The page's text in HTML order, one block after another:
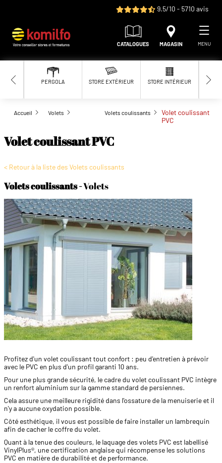
9.5/10 - 5710 avis
CATALOGUES MAGASIN MENU
PERGOLA STORE EXTÉRIEUR STORE INTÉRIEUR
Accueil Volets Volets coulissants
Volet coulissant
PVC
Volet coulissant PVC
< Retour à la liste des Volets coulissants
Volets coulissants Volets
Profitez d'un volet coulissant tout confort : peu d'entretien à prévoir
avec le PVC en plus d'un profil garanti 10 ans.
Pour une plus grande sécurité, le cadre du volet coulissant PVC intègre
un renfort aluminium sur la gamme standard de persiennes.
Cela assure une meilleure rigidité dans l'ossature de la menuiserie et il
n'y a aucune oxydation possible.
Côté esthétique, il vous est possible de faire installer un lambrequin
afin de cacher le coffre du volet.
Quant à la tenue des couleurs, le laquage des volets PVC est labellisé
VinylPlus®, une certification anglaise qui récompense les solutions
PVC en matière de durabilité et de performance.